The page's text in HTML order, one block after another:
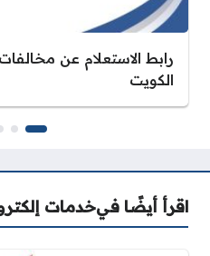
رابط الاستعلام عن مخالفات
الكويت
اقرأ أيضًا فيخدمات